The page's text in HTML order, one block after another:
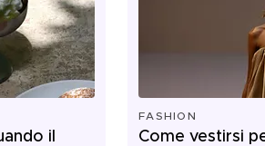
il
FASHION
Come vestirsi